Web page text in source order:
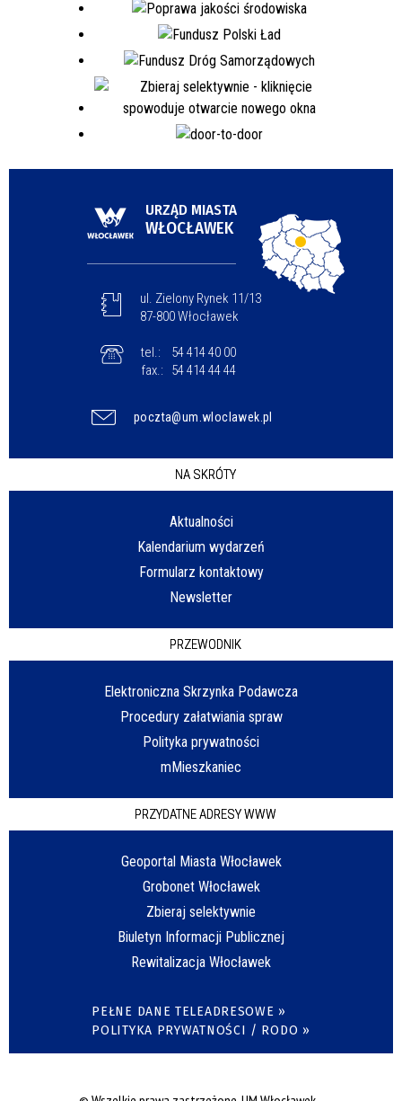
URZĄD MIASTA
WŁOCŁAWEK
ul. Zielony Rynek 11/13
87-800 Włocławek
tel.:
54 414 40 00
fax.:
54 414 44 44
poczta@um.wloclawek.pl
NA SKRÓTY
Aktualności
Kalendarium wydarzeń
Formularz kontaktowy
Newsletter
PRZEWODNIK
Elektroniczna Skrzynka Podawcza
Procedury załatwiania spraw
Polityka prywatności
mMieszkaniec
PRZYDATNE ADRESY WWW
Geoportal Miasta Włocławek
Grobonet Włocławek
Zbieraj selektywnie
Biuletyn Informacji Publicznej
Rewitalizacja Włocławek
PEŁNE DANE TELEADRESOWE »
POLITYKA PRYWATNOŚCI / RODO »